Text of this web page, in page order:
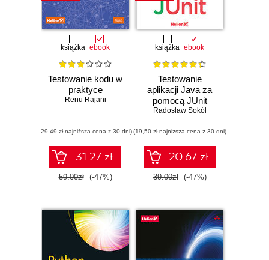
książka ebook
Testowanie kodu w
praktyce
Renu Rajani
(29,49 zł najniższa cena z 30 dni)
31.27 zł
59.00zł (-47%)
książka ebook
Testowanie
aplikacji Java za
pomocą JUnit
Radosław Sokół
(19,50 zł najniższa cena z 30 dni)
20.67 zł
39.00zł (-47%)